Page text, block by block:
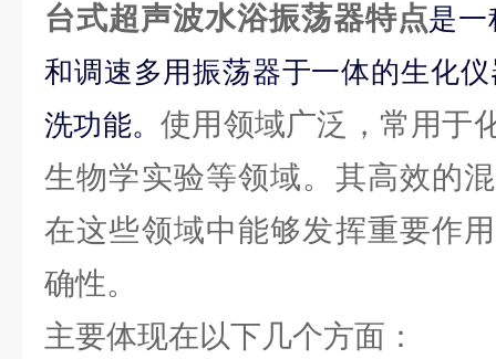
台式超声波水浴振荡器特点是
和调速多用振荡器于一体的生化
洗功能。使用领域广泛，常用于
生物学实验等领域。其高效的
在这些领域中能够发挥重要作
确性。
主要体现在以下几个方面：